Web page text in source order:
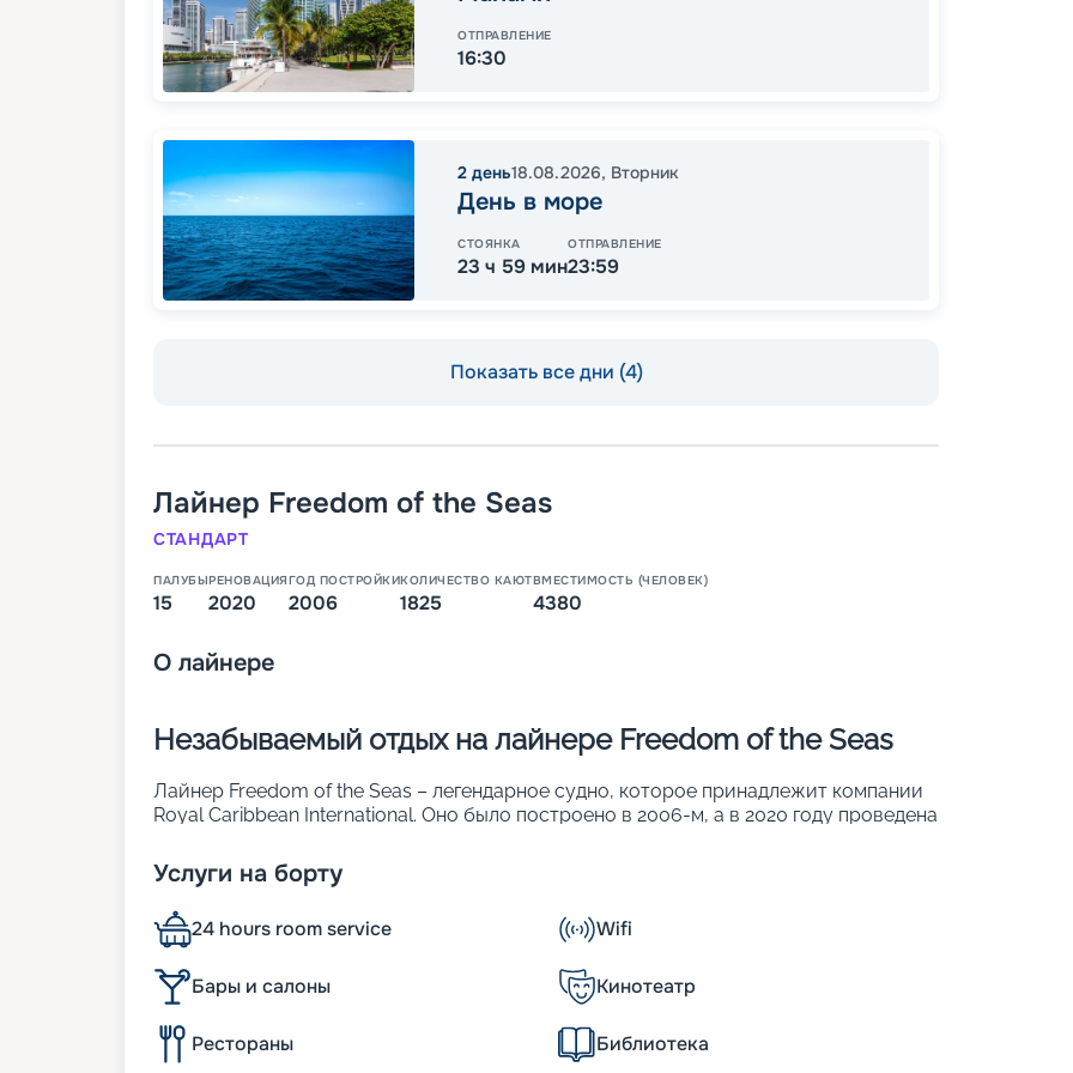
ОТПРАВЛЕНИЕ
16:30
2 день18.08.2026, Вторник
День в море
СТОЯНКА
23 ч 59 мин
ОТПРАВЛЕНИЕ
23:59
Показать все дни (4)
Лайнер Freedom of the Seas
СТАНДАРТ
ПАЛУБЫ
15
РЕНОВАЦИЯ
2020
ГОД ПОСТРОЙКИ
2006
КОЛИЧЕСТВО КАЮТ
1825
ВМЕСТИМОСТЬ (ЧЕЛОВЕК)
4380
О лайнере
Незабываемый отдых на лайнере Freedom of the Seas
Лайнер Freedom of the Seas – легендарное судно, которое принадлежит компании
Royal Caribbean International. Оно было построено в 2006-м, а в 2020 году проведена
Seas. Основные характеристики лайнера:
• ширина – 56 м;
• длина – 339 м;
• водоизмещение – более 154 тыс. т;
• общее число кают – 1 825, включая просторные с большими балконами. В них
может разместиться 4 380 человек.
Кроме просторных прогулочных палуб, лайнер удивит висячими бассейнами-
соляриями, катком, стеной для скалолазания и т. д.
Услуги на борту
24 hours room service Wifi
Бары и салоны Кинотеатр
Рестораны Библиотека